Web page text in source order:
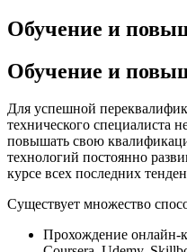
Обучение и
Обучение и
Для успешной
технического специалиста
повышать свою
технологий постоянно
курсе всех последних
Существует множество
Прохождение онлайн-